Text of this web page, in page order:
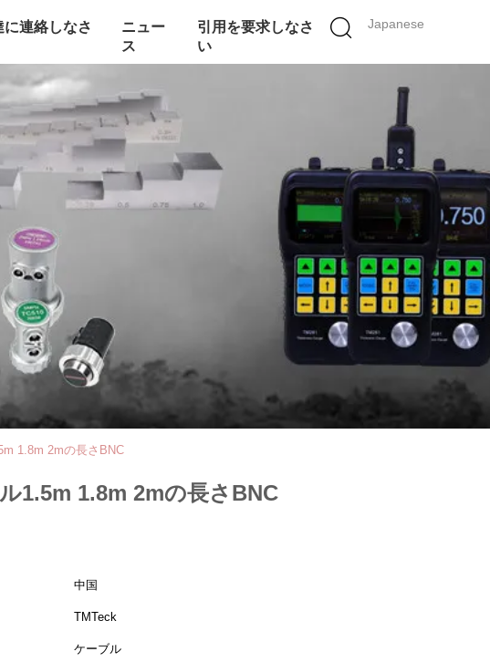
Japanese
に連絡しなさ
ニュー
ス
引用を要求しなさ
い
1.8m 2mの長さBNC
1.5m 1.8m 2mの長さBNC
中国
TMTeck
ケーブル